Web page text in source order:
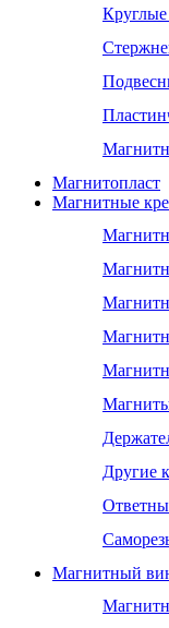
Магнитопласт
Магнитные
Другие
Магнитный